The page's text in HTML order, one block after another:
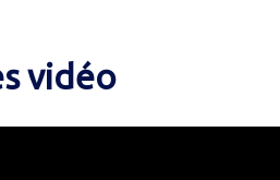
vidéo